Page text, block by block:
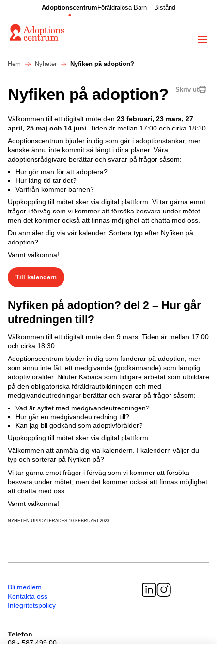
Adoptionscentrum Föräldralösa Barn – Bistånd
Hem Nyheter Nyfiken på adoption?
Skriv ut
Nyfiken på adoption?
Välkommen till ett digitalt möte den 23 februari, 23 mars, 27
april, 25 maj och 14 juni . Tiden är mellan 17:00 och cirka 18:30.
Adoptionscentrum bjuder in dig som går i adoptionstankar, men
kanske ännu inte kommit så långt i dina planer. Våra
adoptionsrådgivare berättar och svarar på frågor såsom:
Hur gör man för att adoptera?
Hur lång tid tar det?
Varifrån kommer barnen?
Uppkoppling till mötet sker via digital plattform. Vi tar gärna emot
frågor i förväg som vi kommer att försöka besvara under mötet,
men det kommer också att finnas möjlighet att chatta med oss.
Du anmäler dig via vår kalender. Sortera typ efter Nyfiken på
adoption?
Varmt välkomna!
Till kalendern
Nyfiken på adoption? del 2 – Hur går
utredningen till?
Välkommen till ett digitalt möte den 9 mars. Tiden är mellan 17:00
och cirka 18:30.
Adoptionscentrum bjuder in dig som funderar på adoption, men
som ännu inte fått ett medgivande (godkännande) som lämplig
adoptivförälder. Nilüfer Kabaca som tidigare arbetat som utbildare
på den obligatoriska föräldrautbildningen och med
medgivandeutredningar berättar och svarar på frågor såsom:
Vad är syftet med medgivandeutredningen?
Hur går en medgivandeutredning till?
Kan jag bli godkänd som adoptivförälder?
Uppkoppling till mötet sker via digital plattform.
Välkommen att anmäla dig via kalendern. I kalendern väljer du
typ och sorterar på Nyfiken på?
Vi tar gärna emot frågor i förväg som vi kommer att försöka
besvara under mötet, men det kommer också att finnas möjlighet
att chatta med oss.
Varmt välkomna!
NYHETEN UPPDATERADES 10 FEBRUARI 2023
Bli medlem
Kontakta oss
Integritetspolicy
Telefon
08 - 587 499 00